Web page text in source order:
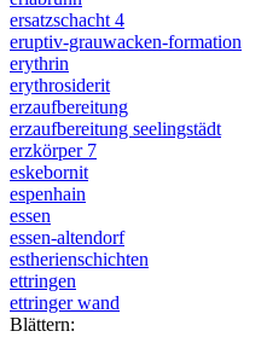
ersatzschacht 4
eruptiv-grauwacken-formation
erythrin
erythrosiderit
erzaufbereitung
erzaufbereitung seelingstädt
erzkörper 7
eskebornit
espenhain
essen
essen-altendorf
estherienschichten
ettringen
ettringer wand
Blättern: